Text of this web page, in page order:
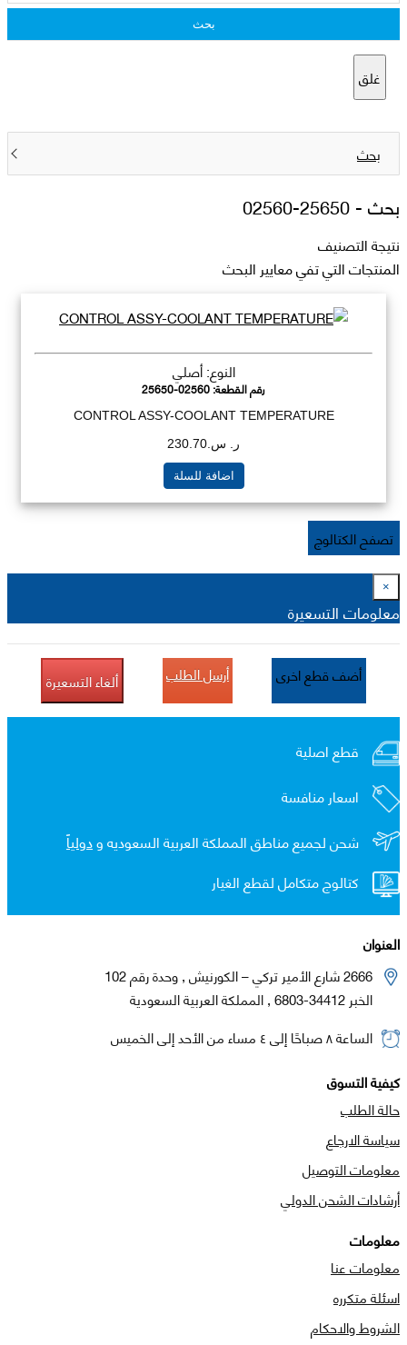
بحث
غلق
بحث
بحث -25650-02560
نتيجة التصنيف
المنتجات التي تفي معايير البحث
النوع: أصلي
رقم القطعة:25650-02560
CONTROL ASSY-COOLANT TEMPERATURE
ر. س.230.70
اضافة للسلة
تصفح الكتالوج
×
معلومات التسعيرة
أضف قطع اخرى أرسل الطلب ألغاء التسعيرة
قطع اصلية
اسعار منافسة
شحن لجميع مناطق المملكة العربية السعوديه ودولياً
كتالوج متكامل لقطع الغيار
العنوان
2666 شارع الأمير تركي – الكورنيش , وحدة رقم 102
الخبر 34412-6803 , المملكة العربية السعودية
الساعة ٨ صباحًا إلى ٤ مساء من الأحد إلى الخميس
كيفية التسوق
حالة الطلب
سياسة الارجاع
معلومات التوصيل
أرشادات الشحن الدولي
معلومات
معلومات عنا
اسئلة متكرره
الشروط والاحكام